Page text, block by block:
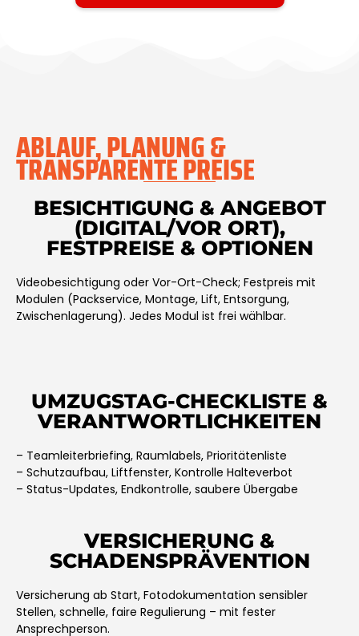
ABLAUF, PLANUNG &
TRANSPARENTE PREISE
BESICHTIGUNG & ANGEBOT
(DIGITAL/VOR ORT),
FESTPREISE & OPTIONEN
Videobesichtigung oder Vor-Ort-Check; Festpreis mit
Modulen (Packservice, Montage, Lift, Entsorgung,
Zwischenlagerung). Jedes Modul ist frei wählbar.
UMZUGSTAG-CHECKLISTE &
VERANTWORTLICHKEITEN
– Teamleiterbriefing, Raumlabels, Prioritätenliste
– Schutzaufbau, Liftfenster, Kontrolle Halteverbot
– Status-Updates, Endkontrolle, saubere Übergabe
VERSICHERUNG &
SCHADENSPRÄVENTION
Versicherung ab Start, Fotodokumentation sensibler
Stellen, schnelle, faire Regulierung – mit fester
Ansprechperson.